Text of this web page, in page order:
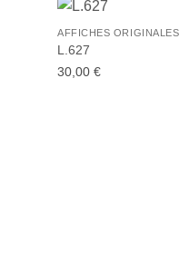
+
AFFICHES ORIGINALES
L.627
30,00€